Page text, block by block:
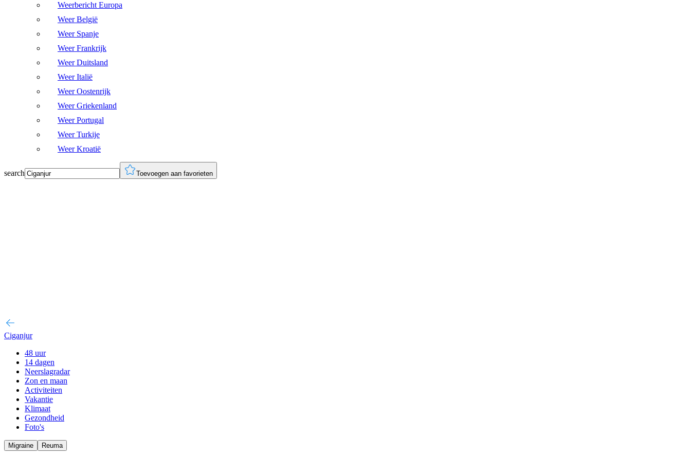
Weerbericht Europa
Weer België
Weer Spanje
Weer Frankrijk
Weer Duitsland
Weer Italië
Weer Oostenrijk
Weer Griekenland
Weer Portugal
Weer Turkije
Weer Kroatië
search Toevoegen aan favorieten
Ciganjur
48 uur
14 dagen
Neerslagradar
Zon en maan
Activiteiten
Vakantie
Klimaat
Gezondheid
Foto's
Migraine Reuma